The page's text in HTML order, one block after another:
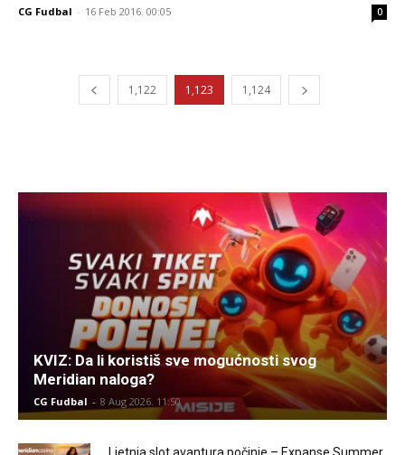
CG Fudbal - 16 Feb 2016. 00:05 0
1,122 1,123 1,124
KVIZ: Da li koristiš sve mogućnosti svog
Meridian naloga?
CG Fudbal - 8 Aug 2026. 11:50